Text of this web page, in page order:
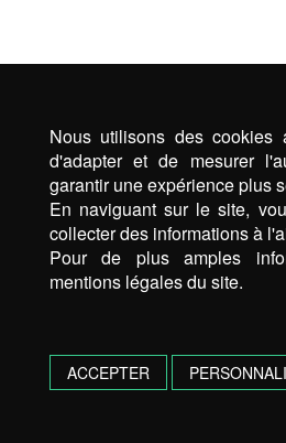
Nous utilisons des cookies
d'adapter et de mesurer
garantir une expérience plus
En naviguant sur le site,
collecter des informations à
Pour de plus amples
mentions légales du site.
ACCEPTER